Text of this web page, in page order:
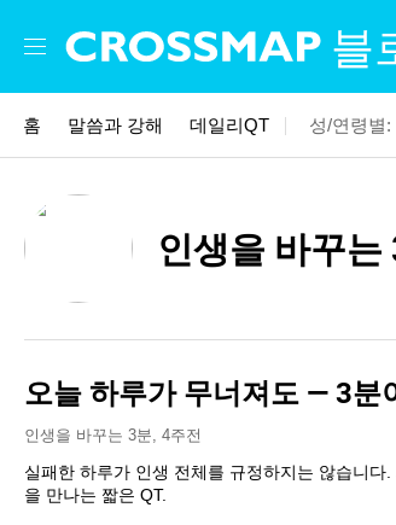
블
홈 말씀과 강해 데일리QT 성/연령별:
인생을 바꾸는
오늘 하루가 무너져도 — 3분
인생을 바꾸는 3분, 4주전
실패한 하루가 인생 전체를 규정하지는 않습니
을 만나는 짧은 QT.